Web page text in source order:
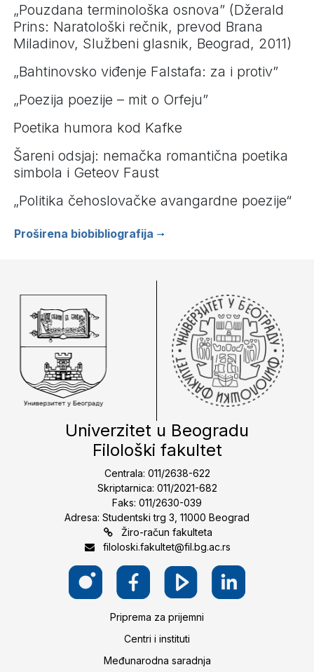
„Pouzdana terminološka osnova” (Džerald
Prins: Naratološki rečnik, prevod Brana
Miladinov, Službeni glasnik, Beograd, 2011)
„Bahtinovsko viđenje Falstafa: za i protiv”
„Poezija poezije – mit o Orfeju”
Poetika humora kod Kafke
Šareni odsjaj: nemačka romantična poetika
simbola i Geteov Faust
„Politika čehoslovačke avangardne poezije“
Proširena biobibliografija
Univerzitet u Beogradu
Filološki fakultet
Centrala: 011/2638-622
Skriptarnica: 011/2021-682
Faks: 011/2630-039
Adresa: Studentski trg 3, 11000 Beograd
Žiro-račun fakulteta
filoloski.fakultet@fil.bg.ac.rs
Priprema za prijemni
Centri i instituti
Međunarodna saradnja